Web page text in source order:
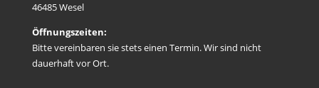
46485 Wesel
Öffnungszeiten:
Bitte vereinbaren sie stets einen Termin. Wir sind nicht
dauerhaft vor Ort.